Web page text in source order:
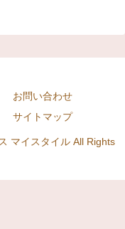
お問い合わせ
サイトマップ
マイスタイル All Rights